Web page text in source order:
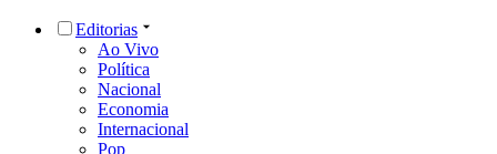
Editorias
Ao Vivo
Política
Nacional
Economia
Internacional
Pop